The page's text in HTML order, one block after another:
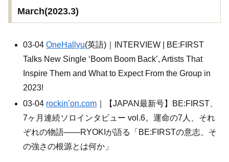
March(2023.3)
03-04OneHallyu(英語)｜INTERVIEW | BE:FIRST
Talks New Single ‘Boom Boom Back’, Artists That
Inspire Them and What to Expect From the Group in
2023!
03-04 rockin’on.com ｜【JAPAN最新号】BE:FIRST、
7ヶ月連続ソロインタビュー vol.6。運命の7人、それ
ぞれの物語――RYOKIが語る「BE:FIRSTの意志、そ
の強さの根源とは何か」